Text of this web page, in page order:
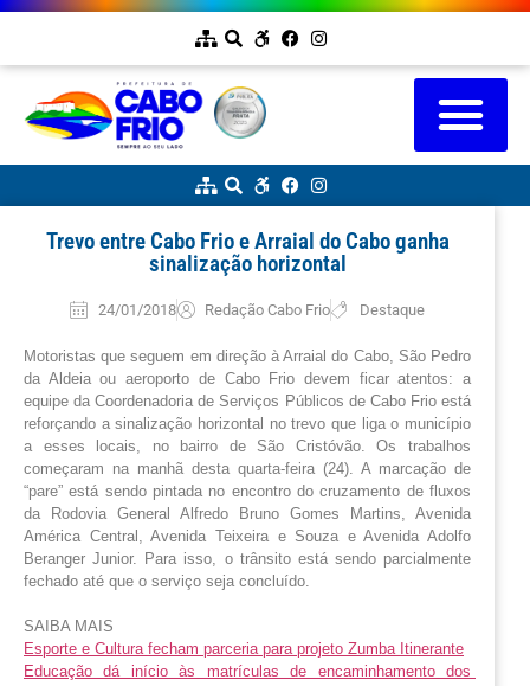
Trevo entre Cabo Frio e Arraial do Cabo ganha
sinalização horizontal
24/01/2018 Redação Cabo Frio Destaque
Motoristas que seguem em direção à Arraial do Cabo, São Pedro
da Aldeia ou aeroporto de Cabo Frio devem ficar atentos: a
equipe da Coordenadoria de Serviços Públicos de Cabo Frio está
reforçando a sinalização horizontal no trevo que liga o município
a esses locais, no bairro de São Cristóvão. Os trabalhos
começaram na manhã desta quarta-feira (24). A marcação de
“pare” está sendo pintada no encontro do cruzamento de fluxos
da Rodovia General Alfredo Bruno Gomes Martins, Avenida
América Central, Avenida Teixeira e Souza e Avenida Adolfo
Beranger Junior. Para isso, o trânsito está sendo parcialmente
fechado até que o serviço seja concluído.
SAIBA MAIS
Esporte e Cultura fecham parceria para projeto Zumba Itinerante
Educação dá início às matrículas de encaminhamento dos